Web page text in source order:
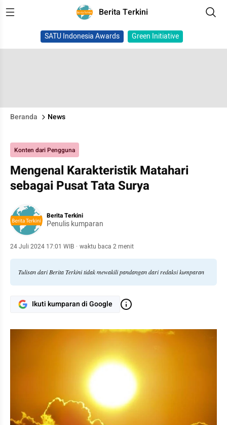
Berita Terkini
SATU Indonesia Awards Green Initiative
Beranda News
Konten dari Pengguna
Mengenal Karakteristik Matahari
sebagai Pusat Tata Surya
Berita Terkini
Penulis kumparan
24 Juli 2024 17:01 WIB · waktu baca 2 menit
Tulisan dari Berita Terkini tidak mewakili pandangan dari redaksi kumparan
Ikuti kumparan di Google